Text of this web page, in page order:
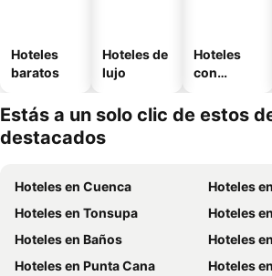
Hoteles
baratos
Hoteles de
lujo
Hoteles
con
Estás a un solo clic de estos
destacados
Hoteles en Cuenca
Hoteles
Hoteles en Tonsupa
Hoteles
Hoteles en Baños
Hoteles
Hoteles en Punta Cana
Hoteles